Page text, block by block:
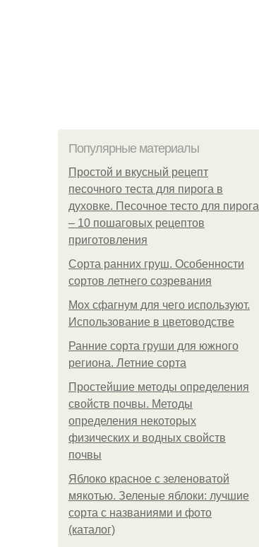
Популярные материалы
Простой и вкусный рецепт
песочного теста для пирога в
духовке. Песочное тесто для пирога
– 10 пошаговых рецептов
приготовления
Сорта ранних груш. Особенности
сортов летнего созревания
Мох сфагнум для чего используют.
Использование в цветоводстве
Ранние сорта груши для южного
региона. Летние сорта
Простейшие методы определения
свойств почвы. Методы
определения некоторых
физических и водных свойств
почвы
Яблоко красное с зеленоватой
мякотью. Зеленые яблоки: лучшие
сорта с названиями и фото
(каталог)